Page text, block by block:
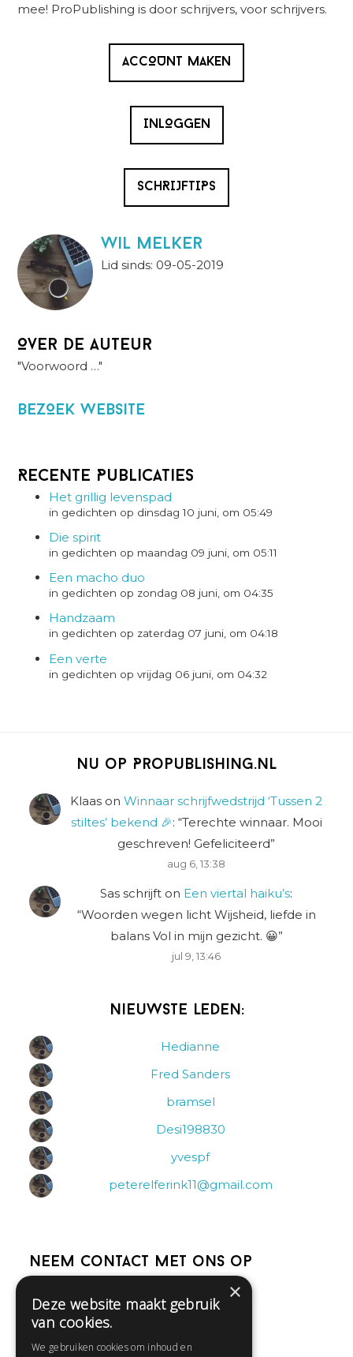
mee! ProPublishing is door schrijvers, voor schrijvers.
ACCOUNT MAKEN
INLOGGEN
SCHRIJFTIPS
wil melker
Lid sinds: 09-05-2019
Over de auteur
"Voorwoord …"
BezOek website
Recente Publicaties
Het grillig levenspad
in gedichten op dinsdag 10 juni, om 05:49
Die spirit
in gedichten op maandag 09 juni, om 05:11
Een macho duo
in gedichten op zondag 08 juni, om 04:35
Handzaam
in gedichten op zaterdag 07 juni, om 04:18
Een verte
in gedichten op vrijdag 06 juni, om 04:32
Nu op Propublishing.nl
Klaas on Winnaar schrijfwedstrijd ‘Tussen 2
stiltes’ bekend 🎉: “Terechte winnaar. Mooi
geschreven! Gefeliciteerd”
aug 6, 13:38
Sas schrijft on Een viertal haiku’s:
“Woorden wegen licht Wijsheid, liefde in
balans Vol in mijn gezicht. 😀”
jul 9, 13:46
Nieuwste leden:
Hedianne
Fred Sanders
bramsel
Desi198830
yvespf
peterelferink11@gmail.com
Neem contact met ons op
Help
Contact
×
Deze website maakt gebruik
van cookies.
We gebruiken cookies om inhoud en